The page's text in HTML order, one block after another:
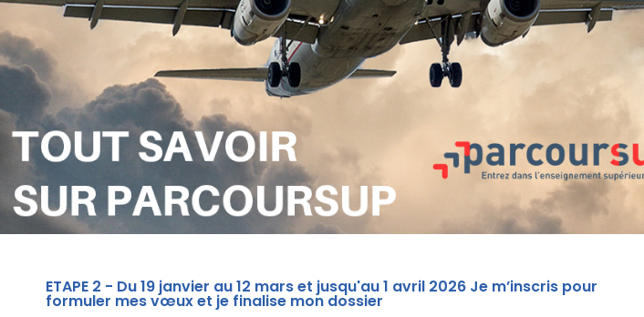
ETAPE 2 - Du 19 janvier au 12 mars et jusqu'au 1 avril 2026 Je m’inscris pour
formuler mes vœux et je finalise mon dossier